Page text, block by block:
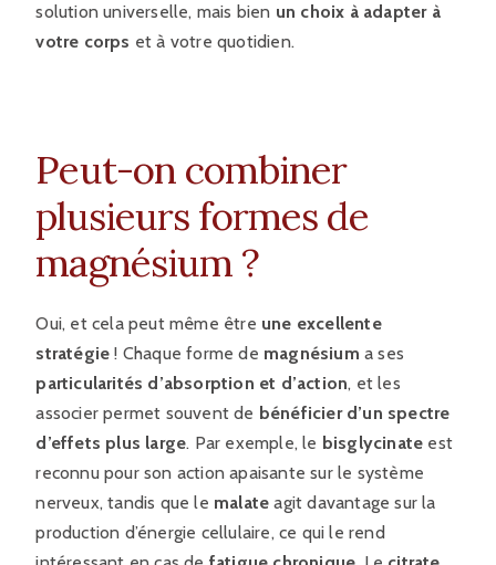
solution universelle, mais bien un choix à adapter à
votre corps et à votre quotidien.
Peut-on combiner
plusieurs formes de
magnésium ?
Oui, et cela peut même être une excellente
stratégie ! Chaque forme de magnésium a ses
particularités d’absorption et d’action, et les
associer permet souvent de bénéficier d’un spectre
d’effets plus large. Par exemple, le bisglycinate est
reconnu pour son action apaisante sur le système
nerveux, tandis que le malate agit davantage sur la
production d’énergie cellulaire, ce qui le rend